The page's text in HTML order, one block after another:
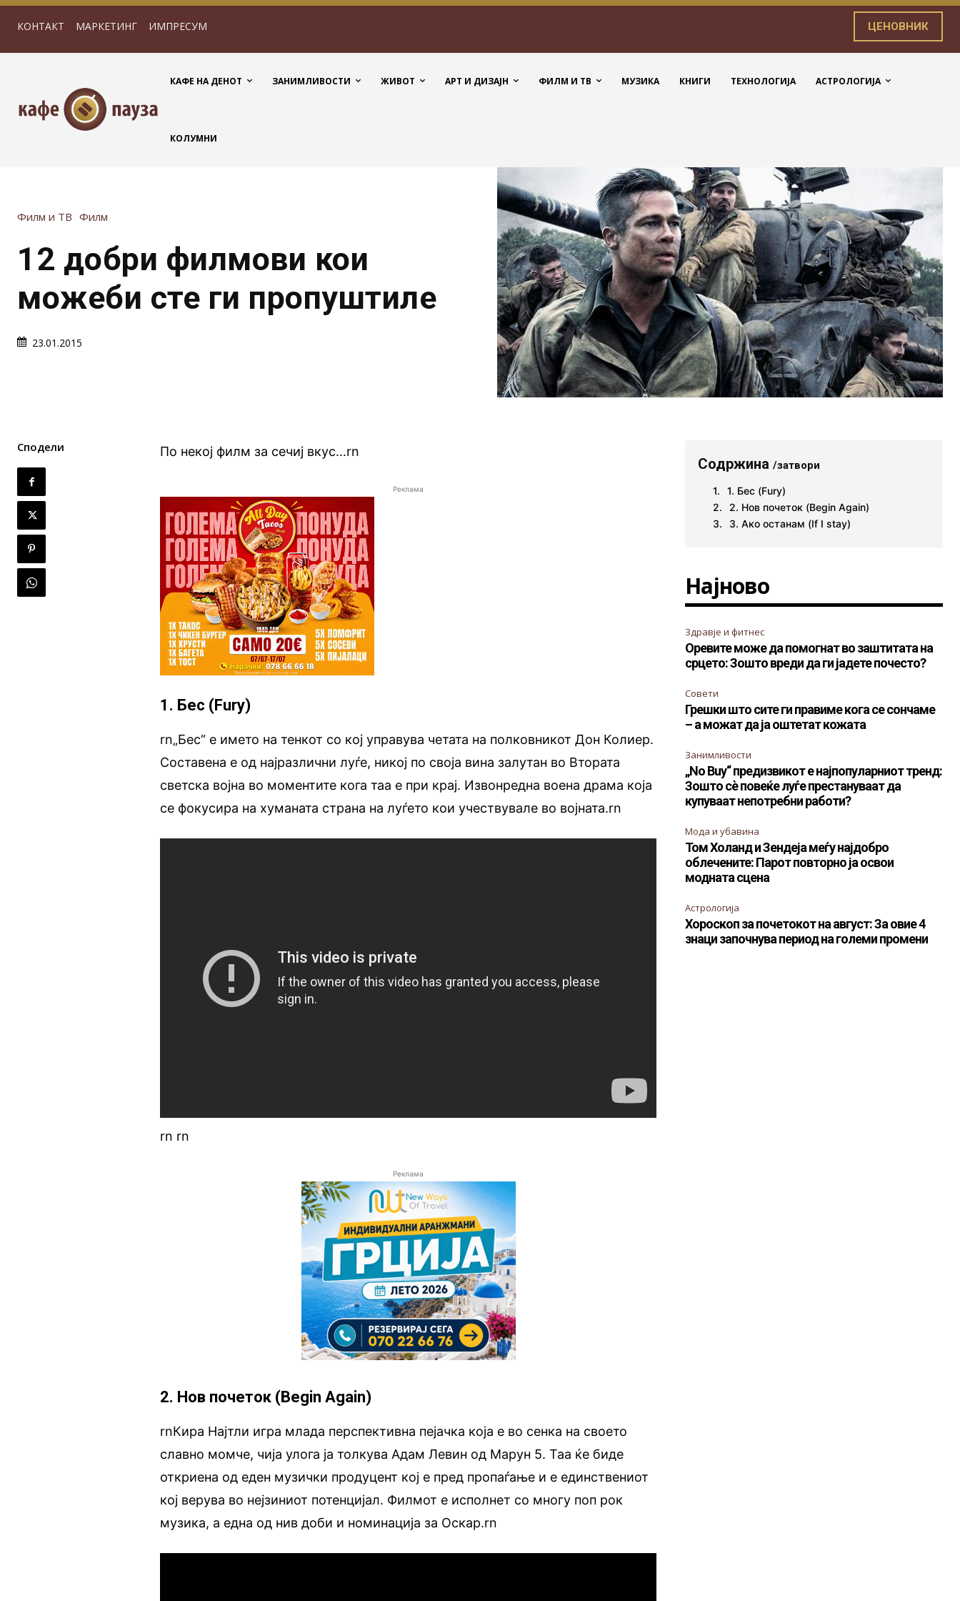
КОНТАКТ МАРКЕТИНГ ИМПРЕСУМ ЦЕНОВНИК
КАФЕ НА ДЕНОТ ЗАНИМЛИВОСТИ ЖИВОТ АРТ И ДИЗАЈН ФИЛМ И ТВ МУЗИКА КНИГИ ТЕХНОЛОГИЈА АСТРОЛОГИЈА
КОЛУМНИ
Филм и ТВ Филм
12 добри филмови кои
можеби сте ги пропуштиле
23.01.2015
Сподели По некој филм за сечиј вкус…rn
Реклама
1. Бес (Fury)
rn„Бес“ е името на тенкот со кој управува четата на полковникот Дон Колиер.
Составена е од најразлични луѓе, никој по своја вина залутан во Втората
светска војна во моментите кога таа е при крај. Извонредна воена драма која
се фокусира на хуманата страна на луѓето кои учествувале во војната.rn
rn rn
Реклама
2. Нов почеток (Begin Аgain)
rnКира Најтли игра млада перспективна пејачка која е во сенка на своето
славно момче, чија улога ја толкува Адам Левин од Марун 5. Таа ќе биде
откриена од еден музички продуцент кој е пред пропаѓање и е единствениот
кој верува во нејзиниот потенцијал. Филмот е исполнет со многу поп рок
музика, а една од нив доби и номинација за Оскар.rn
Содржина/затвори
1. Бес (Fury)
2. Нов почеток (Begin Аgain)
3. Ако останам (If I stay)
Најново
Здравје и фитнес
Оревите може да помогнат во заштитата на
срцето: Зошто вреди да ги јадете почесто?
Совети
Грешки што сите ги правиме кога се сончаме
– а можат да ја оштетат кожата
Занимливости
„No Buy“ предизвикот е најпопуларниот тренд:
Зошто сè повеќе луѓе престануваат да
купуваат непотребни работи?
Мода и убавина
Том Холанд и Зендеја меѓу најдобро
облечените: Парот повторно ја освои
модната сцена
Астрологија
Хороскоп за почетокот на август: За овие 4
знаци започнува период на големи промени